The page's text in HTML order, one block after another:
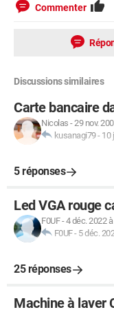
Commenter
Discussions similaires
Carte bancaire
Nicolas -29 nov.
kusanagi79- 10
5 réponses
Led VGA rouge
F0UF-4 déc. 2022
F0UF- 5 déc.
25 réponses
Machine à laver